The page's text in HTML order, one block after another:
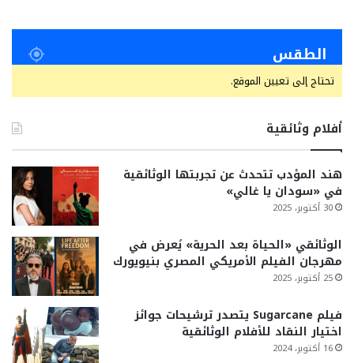
الطقس
تحتاج إلى تعيين الموقع.
أفلام وثائقية
هند المؤدب تتحدث عن تجربتها الوثائقية
في «سودان يا غالي»
30 أكتوبر، 2025
الوثائقي «الحياة بعد الحرية» يُعرض في
مهرجان الفيلم الأمريكي المصري بنيويورك
25 أكتوبر، 2025
فيلم Sugarcane يتصدر ترشيحات جوائز
اختيار النقاد للأفلام الوثائقية
16 أكتوبر، 2024